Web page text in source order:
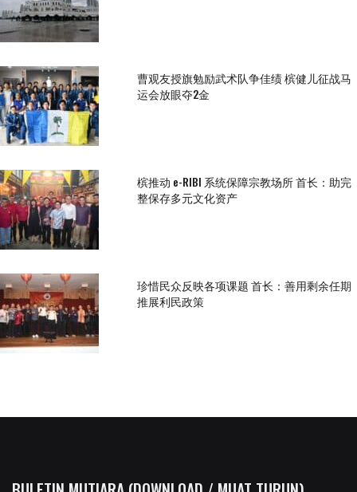
曹观友授旗勉励武术队争佳绩 槟健儿征战马
运会放眼夺2金
槟推动 e-RIBI 系统保障宗教场所 首长：助完
整保存多元文化资产
珍惜民众反映各项课题 首长：善用剩余任期
推展利民政策